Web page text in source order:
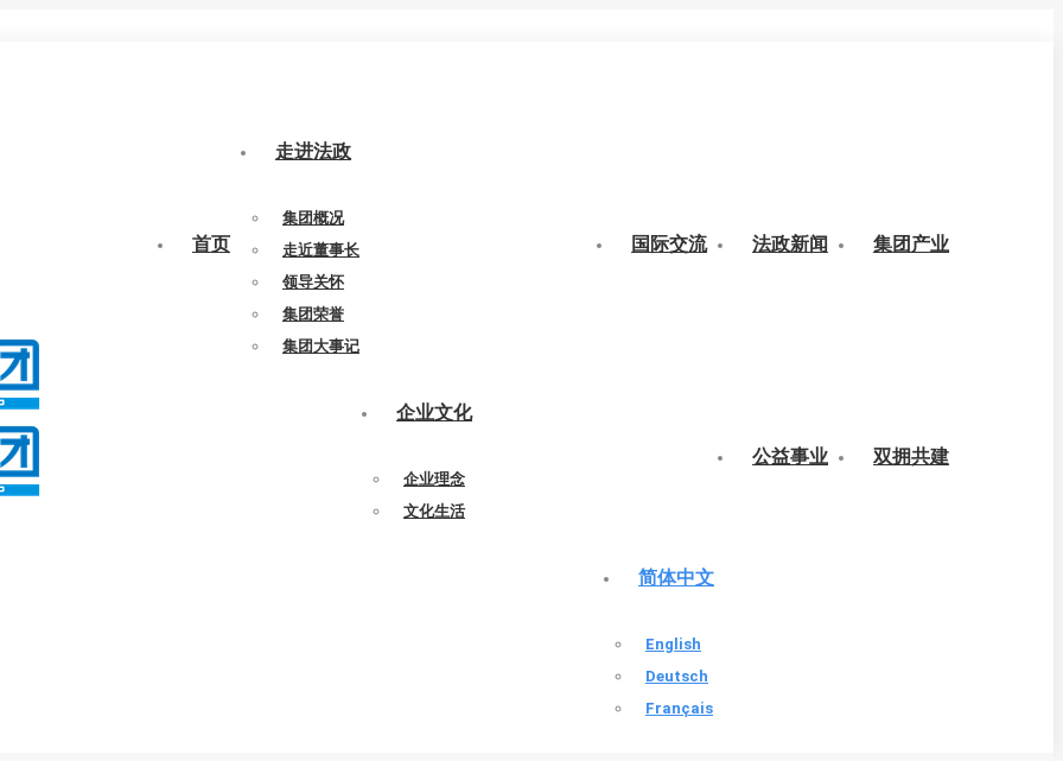
首页
走进法政
集团概况
走近董事长
领导关怀
集团荣誉
集团大事记
国际交流 法政新闻 集团产业
企业文化
企业理念
文化生活
公益事业 双拥共建
简体中文
English
Deutsch
Français